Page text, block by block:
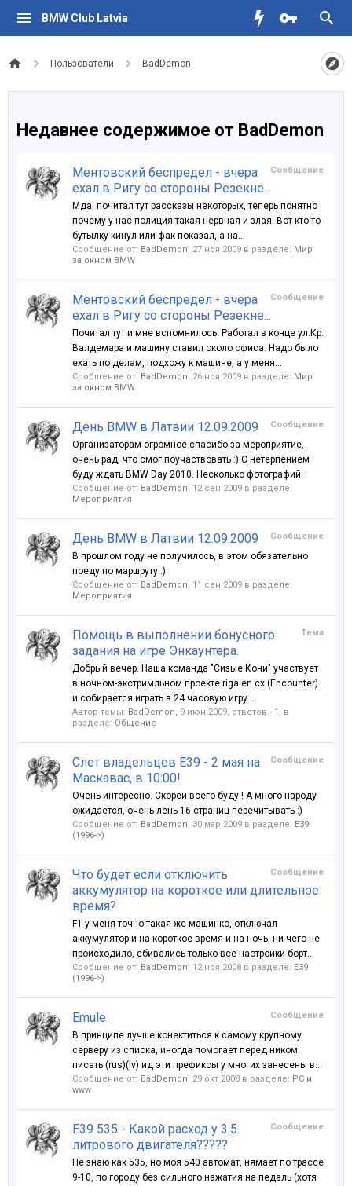
BMW Club Latvia
Пользователи BadDemon
Недавнее содержимое от BadDemon
Сообщение
Ментовский беспредел - вчера
ехал в Ригу со стороны Резекне...
Мда, почитал тут рассказы некоторых, теперь понятно
почему у нас полиция такая нервная и злая. Вот кто-то
бутылку кинул или фак показал, а на...
Сообщение от: BadDemon, 27 ноя 2009 в разделе: Мир
за окном BMW
Сообщение
Ментовский беспредел - вчера
ехал в Ригу со стороны Резекне...
Почитал тут и мне вспомнилось. Работал в конце ул.Кр.
Валдемара и машину ставил около офиса. Надо было
ехать по делам, подхожу к машине, а у меня...
Сообщение от: BadDemon, 26 ноя 2009 в разделе: Мир
за окном BMW
Сообщение
День BMW в Латвии 12.09.2009
Организаторам огромное спасибо за мероприятие,
очень рад, что смог поучаствовать :) С нетерпением
буду ждать BMW Day 2010. Несколько фотографий:
Сообщение от: BadDemon, 12 сен 2009 в разделе:
Мероприятия
Сообщение
День BMW в Латвии 12.09.2009
В прошлом году не получилось, в этом обязательно
поеду по маршруту :)
Сообщение от: BadDemon, 11 сен 2009 в разделе:
Мероприятия
Тема
Помощь в выполнении бонусного
задания на игре Энкаунтера.
Добрый вечер. Наша команда "Сизые Кони" участвует
в ночном-экстримльном проекте riga.en.cx (Encounter)
и собирается играть в 24 часовую игру...
Автор темы: BadDemon, 9 июн 2009, ответов - 1, в
разделе: Общение
Сообщение
Слет владельцев Е39 - 2 мая на
Маскавас, в 10:00!
Очень интересно. Скорей всего буду ! А много народу
ожидается, очень лень 16 страниц перечитывать :)
Сообщение от: BadDemon, 30 мар 2009 в разделе: E39
(1996->)
Сообщение
Что будет если отключить
аккумулятор на короткое или длительное
время?
F1 у меня точно такая же машинко, отключал
аккумулятор и на короткое время и на ночь, ни чего не
происходило, сбивались только все настройки борт...
Сообщение от: BadDemon, 12 ноя 2008 в разделе: E39
(1996->)
Сообщение
Emule
В принципе лучше конектиться к самому крупному
серверу из списка, иногда помогает перед ником
писать (rus)(lv) ид эти префиксы у многих занесены в...
Сообщение от: BadDemon, 29 окт 2008 в разделе: PC и
www
Сообщение
E39 535 - Какой расход у 3.5
литрового двигателя?????
Не знаю как 535, но моя 540 автомат, нямает по трассе
9-10, по городу без сильного нажатия на педаль (хотя